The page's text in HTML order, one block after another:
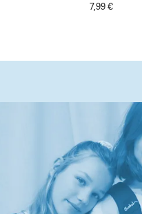
7,99 €